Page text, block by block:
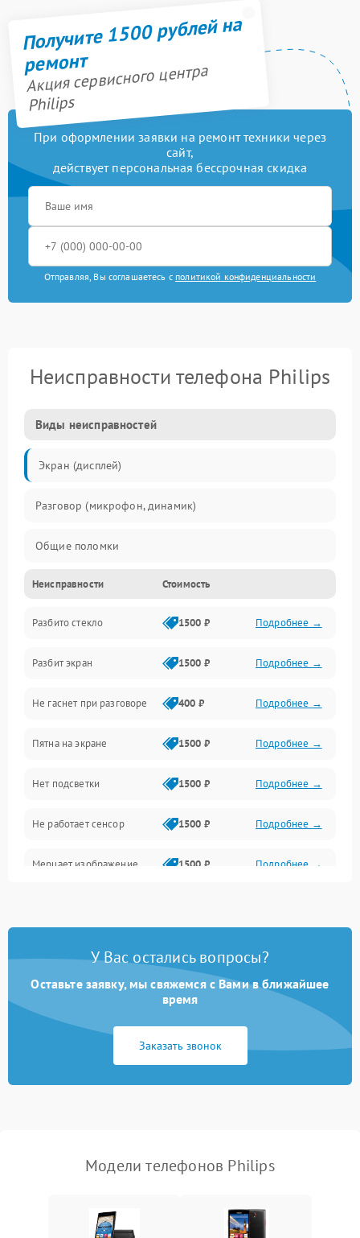
Получите 1500 рублей на
ремонт
Акция сервисного центра
Philips
При оформлении заявки на ремонт техники через
сайт,
действует персональная бессрочная скидка
Отправляя, Вы соглашаетесь с политикой конфиденциальности
Неисправности телефона Philips
Виды неисправностей
Экран (дисплей)
Разговор (микрофон, динамик)
Общие поломки
Проблемы связи
Камеры
Проблемы с дисплеем и сенсором
Зарядка
Проблемы с питанием, зарядкой и аккумулятором
Проблемы с работой системы, корпусом и другие
Неисправности Стоимость
Разбито стекло 1500 ₽ Подробнее →
Разбит экран 1500 ₽ Подробнее →
Не гаснет при разговоре 400 ₽ Подробнее →
Пятна на экране 1500 ₽ Подробнее →
Нет подсветки 1500 ₽ Подробнее →
Не работает сенсор 1500 ₽ Подробнее →
Мерцает изображение 1500 ₽ Подробнее →
У Вас остались вопросы?
Оставьте заявку, мы свяжемся с Вами в ближайшее
время
Заказать звонок
Модели телефонов Philips